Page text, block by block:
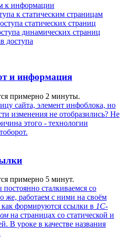
к информации
к статическим страницам
статических страниц
динамических страниц
доступа
и информация
примерно 2 минуты.
сайта, элемент инфоблока, но
изменения не отобразились? Не
этого - технологии
примерно 5 минут.
сталкиваемся со
же, работаем с ними на своём
как формируются ссылки в 1С-
на страницах со статической и
В уроке в качестве названия